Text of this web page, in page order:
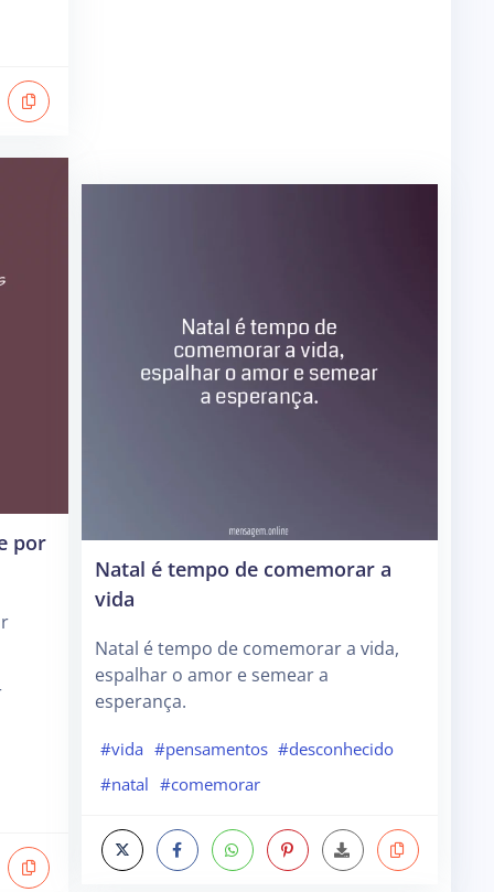
por
Natal é tempo de comemorar a
vida
Natal é tempo de comemorar a vida,
espalhar o amor e semear a
esperança.
#vida #pensamentos #desconhecido
#natal #comemorar